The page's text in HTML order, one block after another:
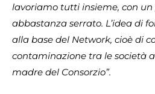
lavoriamo tutti insieme, con
abbastanza serrato. L’idea di
alla base del Network, cioè di
contaminazione tra le società
madre del Consorzio”.